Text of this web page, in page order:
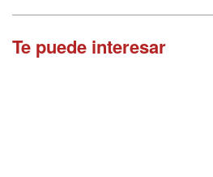
Te puede interesar